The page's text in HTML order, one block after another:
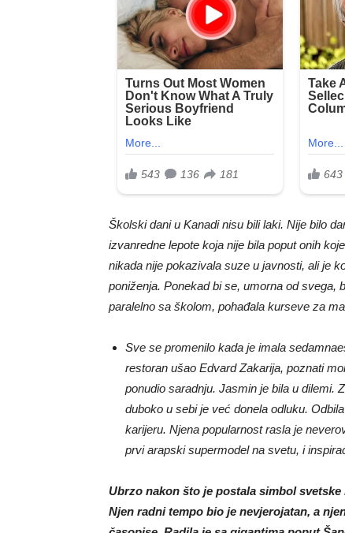
Školski dani u Kanadi nisu bili laki. Nije bilo
izvanredne lepote koja nije bila poput onih
nikada nije pokazivala suze u javnosti, ali je
poniženja. Ponekad bi se, umorna od svega,
paralelno sa školom, pohađala kurseve za
Sve se promenilo kada je imala
restoran ušao Edvard Zakarija, poznati
ponudio saradnju. Jasmin je bila u dilemi.
duboko u sebi je već donela odluku.
karijeru. Njena popularnost rasla je
prvi arapski supermodel na svetu, i
Ubrzo nakon što je postala simbol
Njen radni tempo bio je nevjerojatan, a